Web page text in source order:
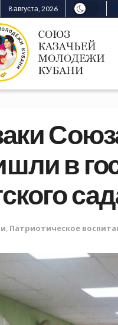
8 августа, 2026
в
Патриотическое